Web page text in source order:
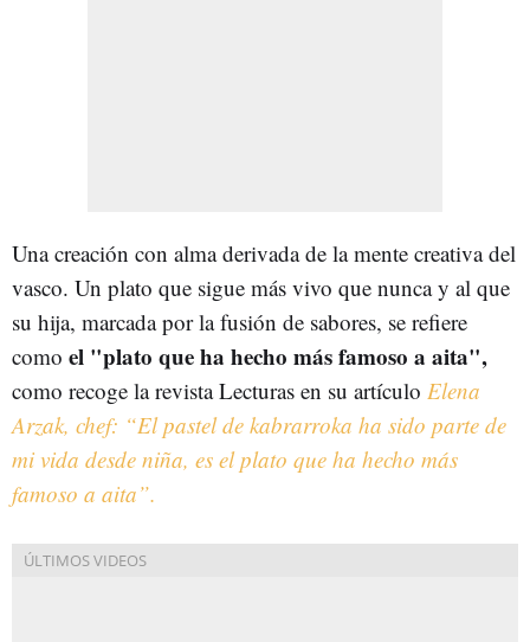
Una creación con alma derivada de la mente creativa del
vasco. Un plato que sigue más vivo que nunca y al que
su hija, marcada por la fusión de sabores, se refiere
como el "plato que ha hecho más famoso a aita",
como recoge la revista Lecturas en su artículo Elena
Arzak, chef: “El pastel de kabrarroka ha sido parte de
mi vida desde niña, es el plato que ha hecho más
famoso a aita”.